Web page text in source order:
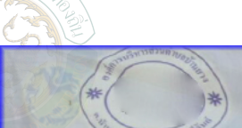
-: ยินดีต้อนรับ